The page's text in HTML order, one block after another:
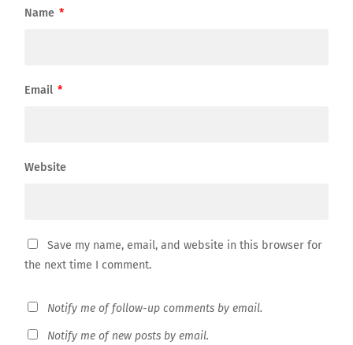
Name *
Email *
Website
Save my name, email, and website in this browser for
the next time I comment.
Notify me of follow-up comments by email.
Notify me of new posts by email.